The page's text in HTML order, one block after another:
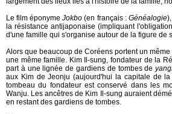
Le film éponymeJokbo (en français : Généalogie
la résistance antijaponaise (impliquant
d'une famille qui s'organise autour de la figure de
Alors que beaucoup de Coréens portent un même
une même famille. Kim Il-sung, fondateur de la
part à une lignée de gardiens de tombes de
aux Kim de Jeonju (aujourd'hui la capitale de
tombeau du fondateur est conservé dans les
Wanju. Les ancêtres de Kim Il-sung auraient
en restant des gardiens de tombes.